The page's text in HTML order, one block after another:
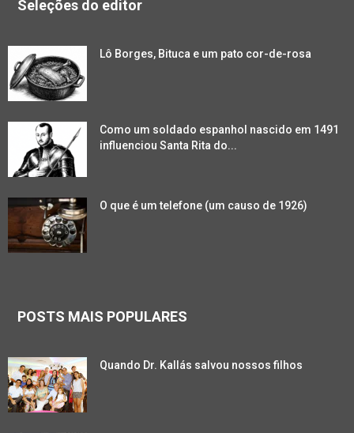
Seleções do editor
Lô Borges, Bituca e um pato cor-de-rosa
Como um soldado espanhol nascido em 1491
influenciou Santa Rita do...
O que é um telefone (um causo de 1926)
POSTS MAIS POPULARES
Quando Dr. Kallás salvou nossos filhos